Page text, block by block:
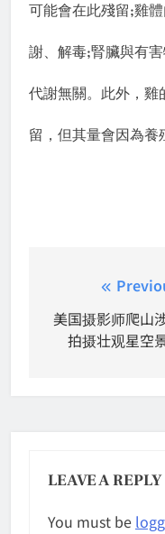
可能會在此殘留;雞
謝、解毒;腎臟與有
代謝無關。此外，雞
留，但其量會因為養
navigation
美国摄影师爬山
拍摄壮观星空
LEAVE A REPLY
You must be